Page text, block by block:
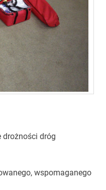
drożności dróg
wspomaganego